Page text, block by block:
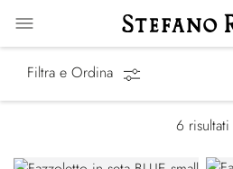
Filtra e Ordina
6 risultati